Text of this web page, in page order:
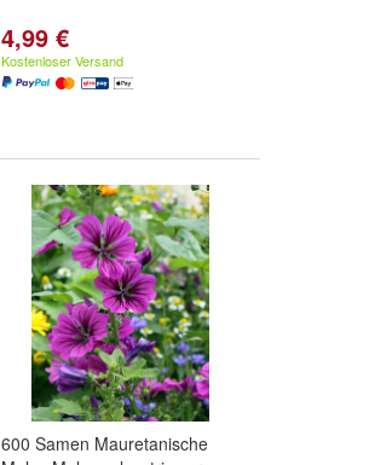
4,99 €
Kostenloser Versand
600 Samen Mauretanische